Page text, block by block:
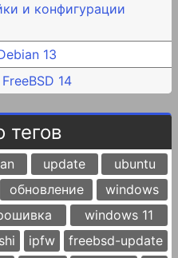
и конфигурации
13
14
тегов
update
ubuntu
обновление
windows
windows 11
ipfw freebsd-update